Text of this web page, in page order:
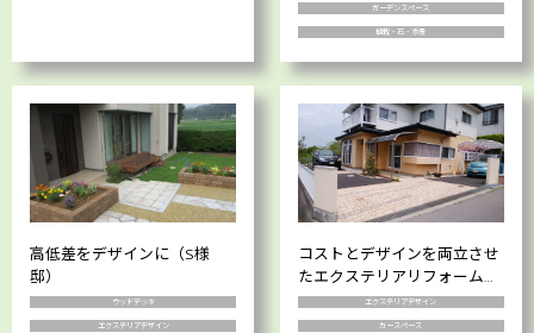
ガーデンスペース
植栽・石・添景
高低差をデザインに（S様
邸）
ウッドデッキ
エクステリアデザイン
コストとデザインを両立させ
たエクステリアリフォーム
（M様邸）エクステリアデザイン
カースペース